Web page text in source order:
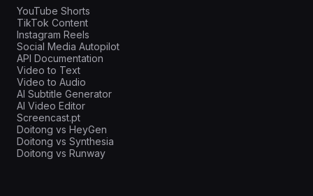
YouTube Shorts
TikTok Content
Instagram Reels
Social Media Autopilot
API Documentation
Video to Text
Video to Audio
AI Subtitle Generator
AI Video Editor
Screencast.pt
Doitong vs HeyGen
Doitong vs Synthesia
Doitong vs Runway